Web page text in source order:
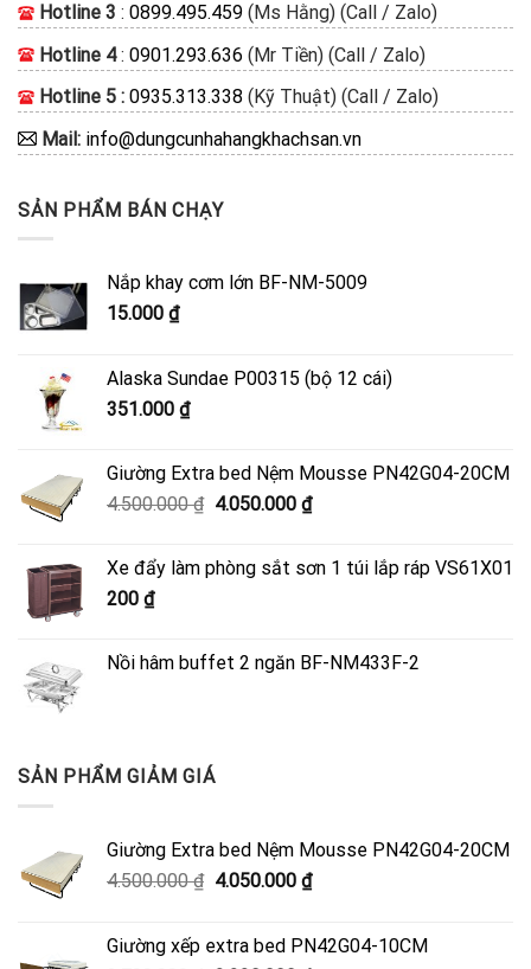
Hotline 3 : 0899.495.459 (Ms Hằng) (Call / Zalo)
Hotline 4: 0901.293.636 (Mr Tiền) (Call / Zalo)
Hotline 5 : 0935.313.338 (Kỹ Thuật) (Call / Zalo)
Mail: info@dungcunhahangkhachsan.vn
SẢN PHẨM BÁN CHẠY
Nắp khay cơm lớn BF-NM-5009
15.000 ₫
Alaska Sundae P00315 (bộ 12 cái)
351.000 ₫
Giường Extra bed Nệm Mousse PN42G04-20CM
4.500.000₫ Giá
4.500.000 ₫.
4.050.000 ₫Giá
là:
Xe đẩy làm phòng sắt sơn 1 túi lắp ráp VS61X01
200 ₫
Nồi hâm buffet 2 ngăn BF-NM433F-2
SẢN PHẨM GIẢM GIÁ
Giường Extra bed Nệm Mousse PN42G04-20CM
4.500.000₫ Giá
4.500.000 ₫.
4.050.000 ₫Giá
là:
Giường xếp extra bed PN42G04-10CM